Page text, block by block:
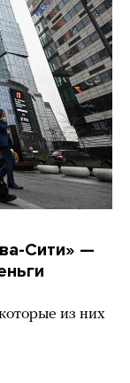
Сити» —
из них